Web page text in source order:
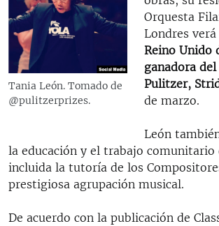
Tania León. Tomado de
@pulitzerprizes.
Orquesta
Londres verá
Reino Unido
ganadora
Pulitzer,
de marzo.
León
la educación y el trabajo comunitario
incluida la tutoría de los
prestigiosa agrupación musical.
De acuerdo con la publicación de